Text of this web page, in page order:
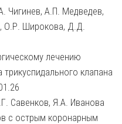
Чигинев, А.П. Медведев,
О.Р. Широкова, Д.Д.
лечению
клапана
Савенков, Я.А. Иванова
с острым коронарным